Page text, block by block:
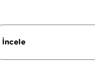
İncele